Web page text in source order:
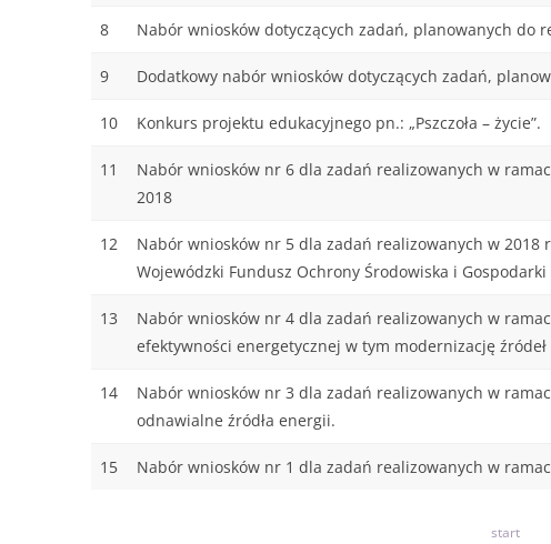
8 Nabór wniosków dotyczących zadań, planowanych do
9 Dodatkowy nabór wniosków dotyczących zadań,
10 Konkurs projektu edukacyjnego pn.: „Pszczoła – życie”.
11
Nabór wniosków nr 6 dla zadań realizowanych w
2018
12
Nabór wniosków nr 5 dla zadań realizowanych w
Wojewódzki Fundusz Ochrony Środowiska i
13
Nabór wniosków nr 4 dla zadań realizowanych w
efektywności energetycznej w tym modernizację
14
Nabór wniosków nr 3 dla zadań realizowanych w
odnawialne źródła energii.
15 Nabór wniosków nr 1 dla zadań realizowanych w
start